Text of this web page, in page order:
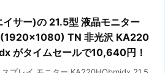
サー)の 21.5型 液晶モニター
TN 非光沢 KA220
がタイムセールで10,640円！